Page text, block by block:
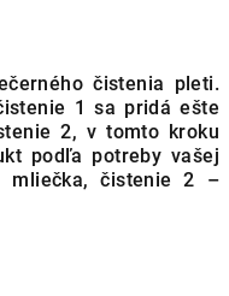
čistenia pleti.
1 sa pridá ešte
2, v tomto kroku
podľa potreby vašej
mliečka, čistenie 2 –